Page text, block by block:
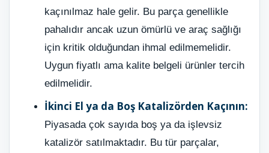
kaçınılmaz hale gelir. Bu parça genellikle
pahalıdır ancak uzun ömürlü ve araç sağlığı
için kritik olduğundan ihmal edilmemelidir.
Uygun fiyatlı ama kalite belgeli ürünler tercih
edilmelidir.
İkinci El ya da Boş Katalizörden Kaçının:
Piyasada çok sayıda boş ya da işlevsiz
katalizör satılmaktadır. Bu tür parçalar,